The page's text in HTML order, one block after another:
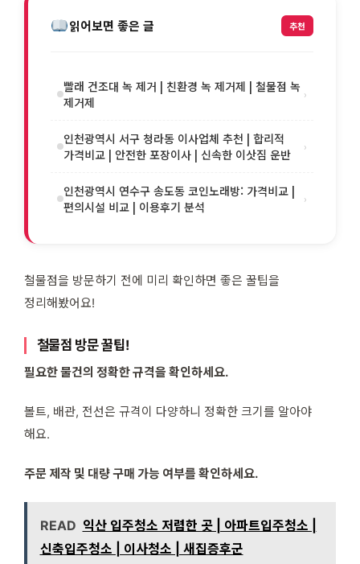
읽어보면 좋은 글 추천
빨래 건조대 녹 제거 | 친환경 녹 제거제 | 철물점 녹
제거제
›
인천광역시 서구 청라동 이사업체 추천 | 합리적
가격비교 | 안전한 포장이사 | 신속한 이삿짐 운반
›
인천광역시 연수구 송도동 코인노래방: 가격비교 |
편의시설 비교 | 이용후기 분석
›
철물점을 방문하기 전에 미리 확인하면 좋은 꿀팁을
정리해봤어요!
철물점 방문 꿀팁!
필요한 물건의 정확한 규격을 확인하세요.
볼트, 배관, 전선은 규격이 다양하니 정확한 크기를 알아야
해요.
주문 제작 및 대량 구매 가능 여부를 확인하세요.
READ 익산 입주청소 저렴한 곳 | 아파트입주청소 |
신축입주청소 | 이사청소 | 새집증후군